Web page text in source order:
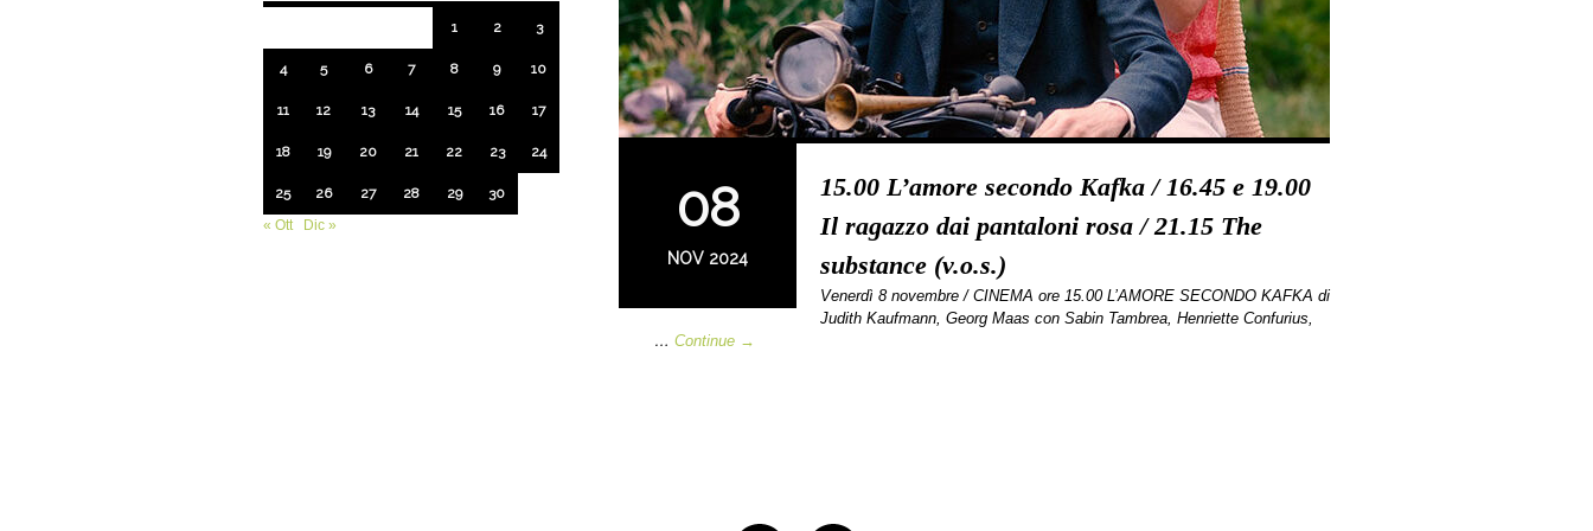
08
NOV 2024
15.00 L’amore secondo Kafka / 16.45 e 19.00
Il ragazzo dai pantaloni rosa / 21.15 The
substance (v.o.s.)
Venerdì 8 novembre / CINEMA ore 15.00 L’AMORE SECONDO KAFKA di
Judith Kaufmann, Georg Maas con Sabin Tambrea, Henriette Confurius,
… Continue →
1 2 3
4 5 6 7 8 9 10
11 12 13 14 15 16 17
18 19 20 21 22 23 24
25 26 27 28 29
30
« Ott
Dic »